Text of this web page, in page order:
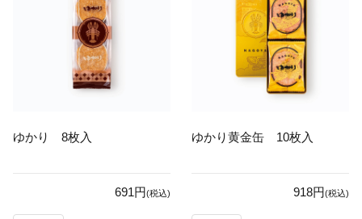
ゆかり 8枚入
691円(税込)
ゆかり黄金缶 10枚入
918円(税込)